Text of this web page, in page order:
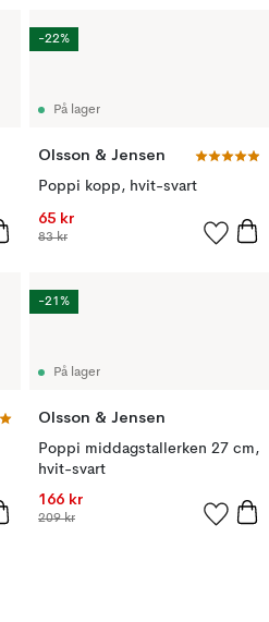
På lager
Olsson & Jensen
Poppi kopp, hvit-svart
65 kr
83 kr
-22%
På lager
Olsson & Jensen
Poppi middagstallerken 27 cm,
hvit-svart
166 kr
209 kr
-21%